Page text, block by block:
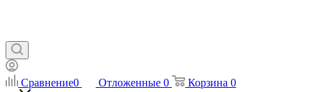
Сравнение0 Отложенные 0 Корзина 0